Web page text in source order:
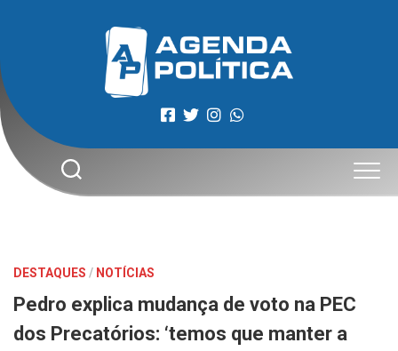
DESTAQUES / NOTÍCIAS
Pedro explica mudança de voto na PEC
dos Precatórios: ‘temos que manter a